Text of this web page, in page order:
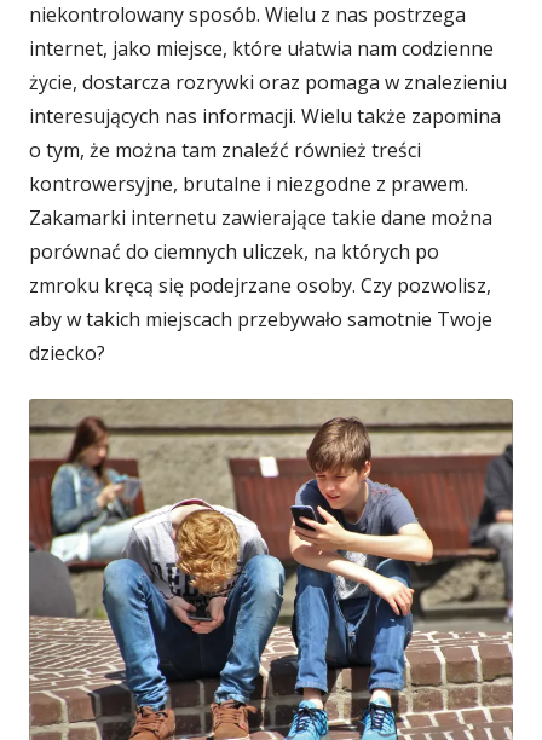
niekontrolowany sposób. Wielu z nas postrzega
internet, jako miejsce, które ułatwia nam codzienne
życie, dostarcza rozrywki oraz pomaga w znalezieniu
interesujących nas informacji. Wielu także zapomina
o tym, że można tam znaleźć również treści
kontrowersyjne, brutalne i niezgodne z prawem.
Zakamarki internetu zawierające takie dane można
porównać do ciemnych uliczek, na których po
zmroku kręcą się podejrzane osoby. Czy pozwolisz,
aby w takich miejscach przebywało samotnie Twoje
dziecko?